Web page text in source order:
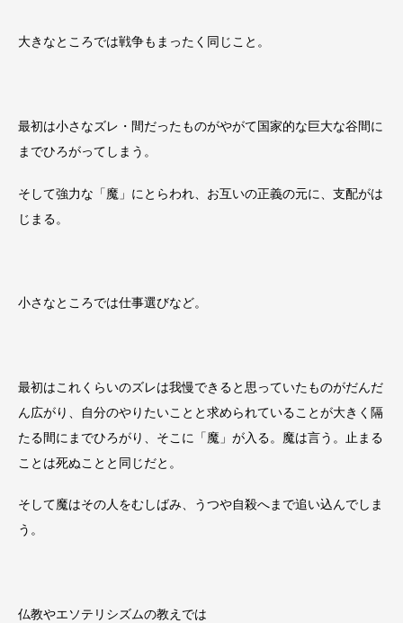
大きなところでは戦争もまったく同じこと。
最初は小さなズレ・間だったものがやがて国家的な巨大な谷間に
までひろがってしまう。
そして強力な「魔」にとらわれ、お互いの正義の元に、支配がは
じまる。
小さなところでは仕事選びなど。
最初はこれくらいのズレは我慢できると思っていたものがだんだ
ん広がり、自分のやりたいことと求められていることが大きく隔
たる間にまでひろがり、そこに「魔」が入る。魔は言う。止まる
ことは死ぬことと同じだと。
そして魔はその人をむしばみ、うつや自殺へまで追い込んでしま
う。
仏教やエソテリシズムの教えでは